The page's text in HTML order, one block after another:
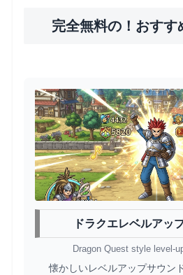
完全無料の！おすす
ドラクエレベルアッ
Dragon Quest style level-
懐かしいレベルアップサウン